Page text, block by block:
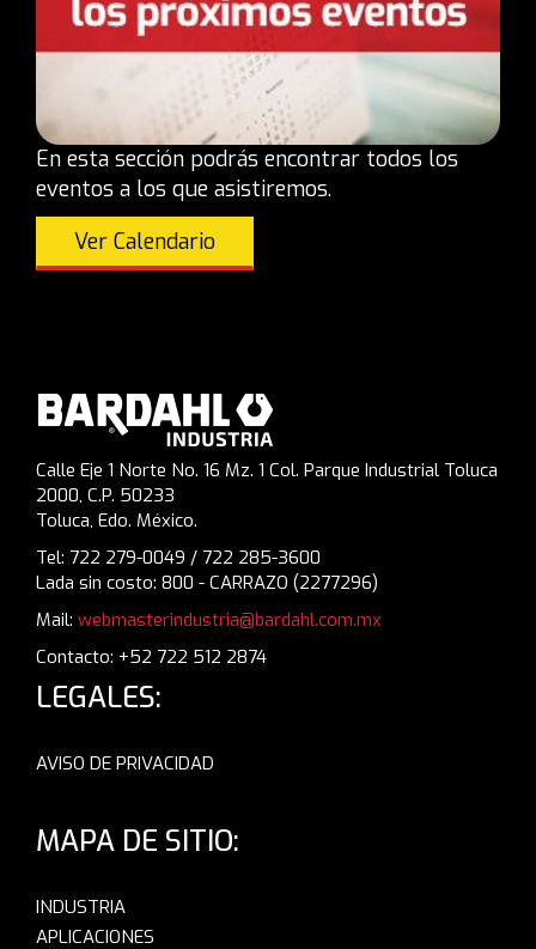
En esta sección podrás encontrar todos los
eventos a los que asistiremos.
Ver Calendario
Calle Eje 1 Norte No. 16 Mz. 1 Col. Parque Industrial Toluca
2000, C.P. 50233
Toluca, Edo. México.
Tel: 722 279-0049 / 722 285-3600
Lada sin costo: 800 - CARRAZO (2277296)
Mail: webmasterindustria@bardahl.com.mx
Contacto: +52 722 512 2874
LEGALES:
AVISO DE PRIVACIDAD
MAPA DE SITIO:
INDUSTRIA
APLICACIONES